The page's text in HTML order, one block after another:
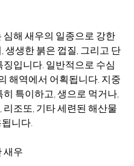
심해 새우의 일종으로 강한
생생한 붉은 껍질, 그리고 단
징입니다. 일반적으로 수심
해역에서 어획됩니다. 지중
히 특이하고, 생으로 먹거나,
리조또, 기타 세련된 해산물
니다.
새우